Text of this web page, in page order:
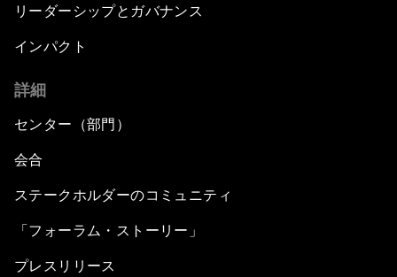
リーダーシップとガバナンス
インパクト
詳細
センター（部門）
会合
ステークホルダーのコミュニティ
「フォーラム・ストーリー」
プレスリリース